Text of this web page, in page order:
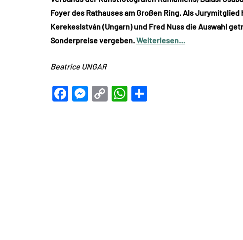
Foyer des Rathauses am Großen Ring. Als
KerekesIstván (Ungarn) und Fred Nuss die Auswahl
Sonderpreise vergeben.Weiterlesen…
Beatrice UNGAR
Facebook
Messenger
CopyWhatsApp